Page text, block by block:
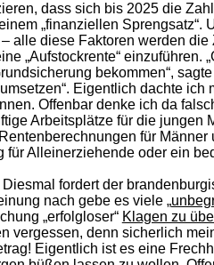
dass sich bis 2025 die
„finanziellen
alle diese Faktoren werden
„Aufstockrente“
bekommen“,
Eigentlich dachte
Offenbar denke ich da
Arbeitsplätze für die
für
für Alleinerziehende oder ein
fordert der
nach gebe es viele „
„erfolgloser“ Klagen zu
vergessen, denn sicherlich
Eigentlich ist es eine